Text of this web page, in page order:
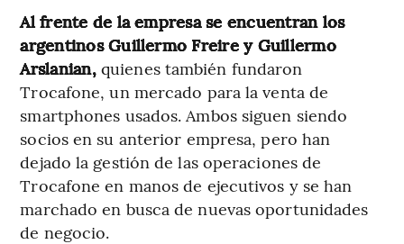
Al frente de la empresa se encuentran los
argentinos Guillermo Freire y Guillermo
Arslanian,quienes también fundaron
Trocafone, un mercado para la venta de
smartphones usados. Ambos siguen siendo
socios en su anterior empresa, pero han
dejado la gestión de las operaciones de
Trocafone en manos de ejecutivos y se han
marchado en busca de nuevas oportunidades
de negocio.